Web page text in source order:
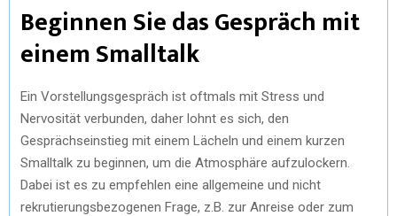
Beginnen Sie das Gespräch mit
einem Smalltalk
Ein Vorstellungsgespräch ist oftmals mit Stress und
Nervosität verbunden, daher lohnt es sich, den
Gesprächseinstieg mit einem Lächeln und einem kurzen
Smalltalk zu beginnen, um die Atmosphäre aufzulockern.
Dabei ist es zu empfehlen eine allgemeine und nicht
rekrutierungsbezogenen Frage, z.B. zur Anreise oder zum